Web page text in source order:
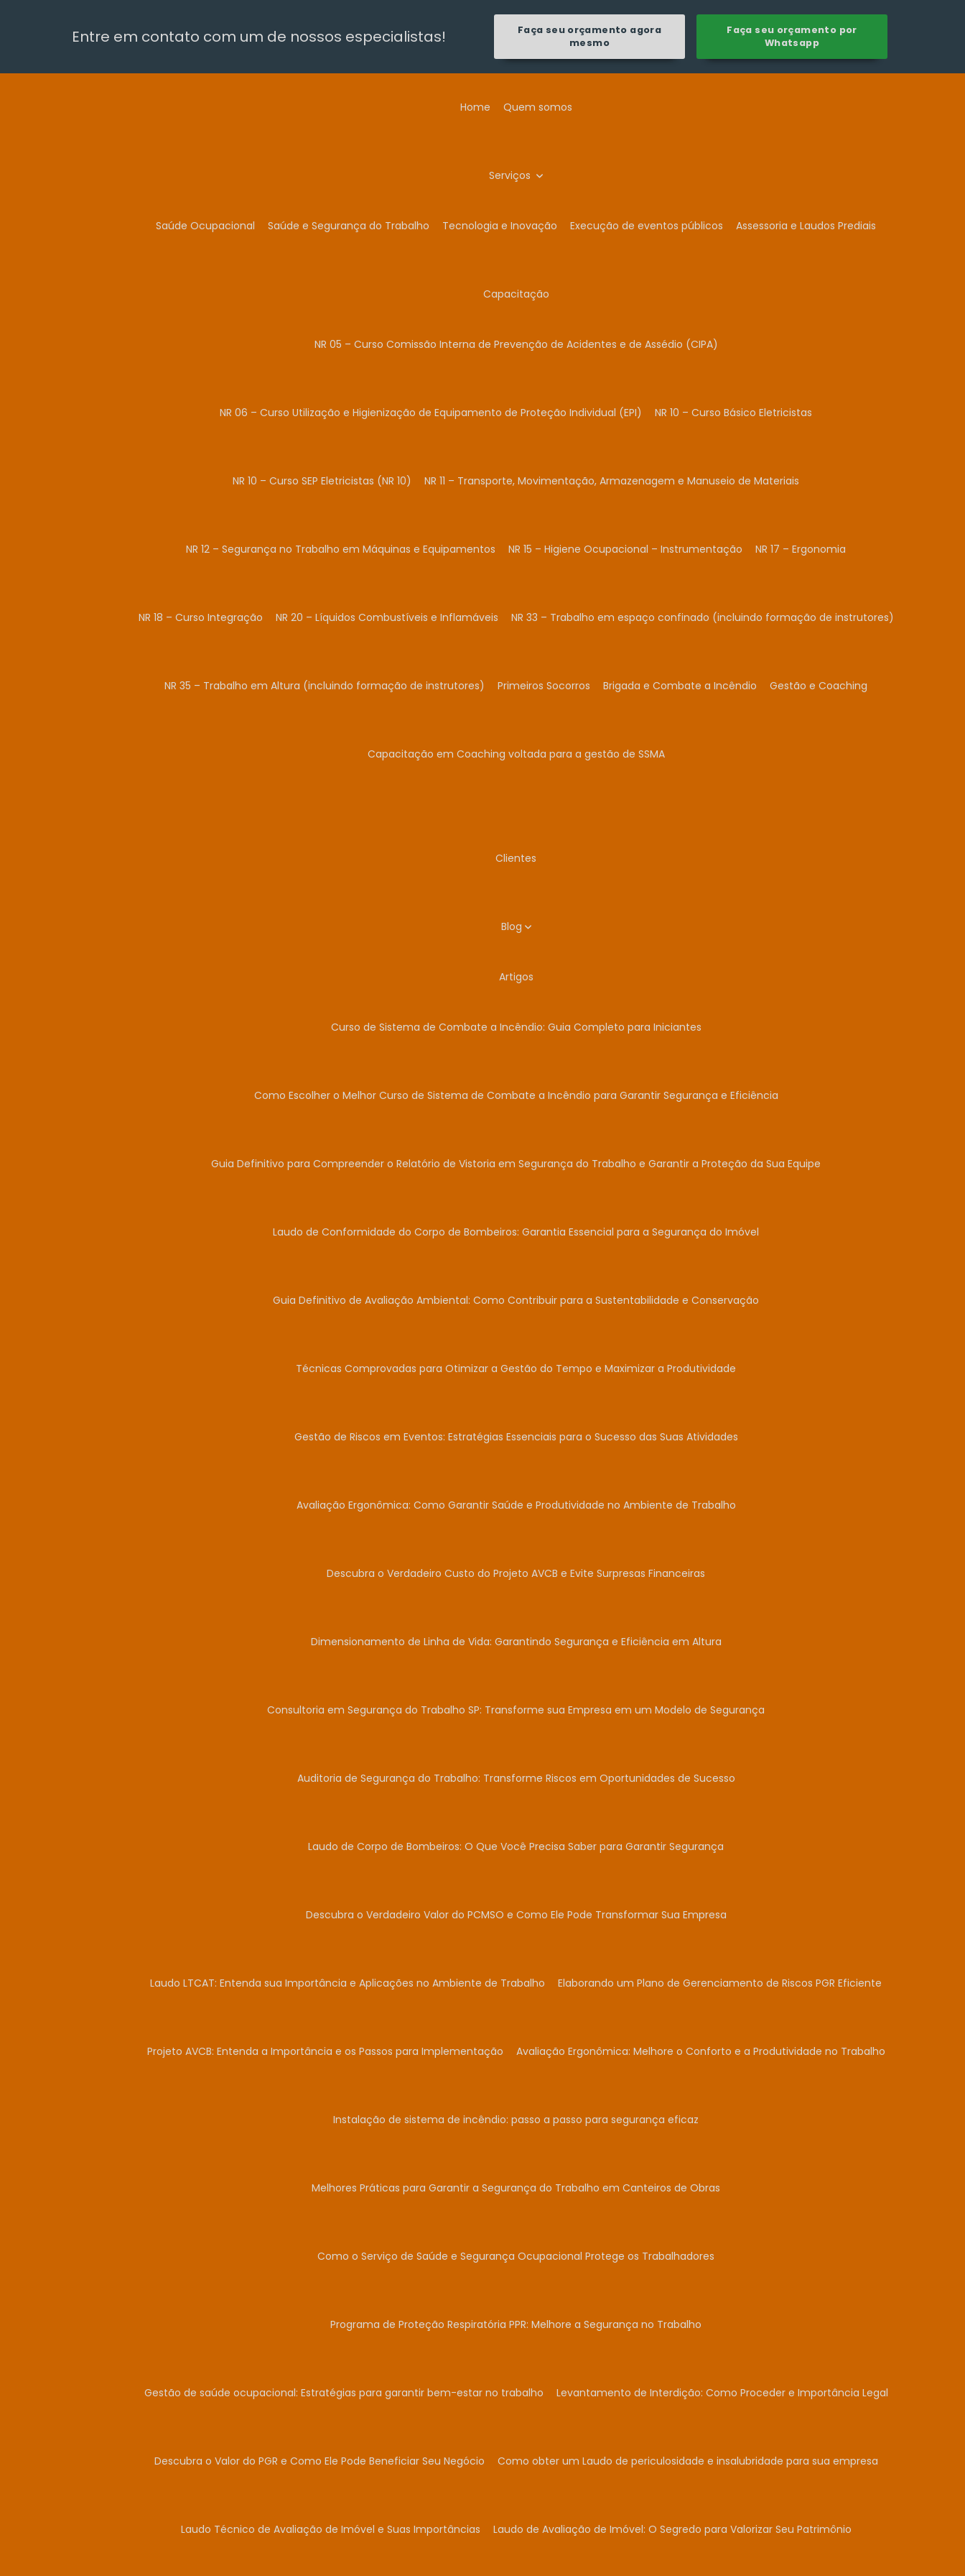
Entre em contato com um de nossos especialistas!
Faça seu orçamento agora
mesmo
Faça seu orçamento por
Whatsapp
Home Quem somos
Serviços
Saúde Ocupacional Saúde e Segurança do Trabalho Tecnologia e Inovação Execução de eventos públicos Assessoria e Laudos Prediais
Capacitação
NR 05 – Curso Comissão Interna de Prevenção de Acidentes e de Assédio (CIPA)
NR 06 – Curso Utilização e Higienização de Equipamento de Proteção Individual (EPI) NR 10 – Curso Básico Eletricistas
NR 10 – Curso SEP Eletricistas (NR 10) NR 11 – Transporte, Movimentação, Armazenagem e Manuseio de Materiais
NR 12 – Segurança no Trabalho em Máquinas e Equipamentos NR 15 – Higiene Ocupacional – Instrumentação NR 17 – Ergonomia
NR 18 – Curso Integração NR 20 – Líquidos Combustíveis e Inflamáveis NR 33 – Trabalho em espaço confinado (incluindo formação de instrutores)
NR 35 – Trabalho em Altura (incluindo formação de instrutores) Primeiros Socorros Brigada e Combate a Incêndio Gestão e Coaching
Capacitação em Coaching voltada para a gestão de SSMA
Clientes
Blog
Artigos
Curso de Sistema de Combate a Incêndio: Guia Completo para Iniciantes
Como Escolher o Melhor Curso de Sistema de Combate a Incêndio para Garantir Segurança e Eficiência
Guia Definitivo para Compreender o Relatório de Vistoria em Segurança do Trabalho e Garantir a Proteção da Sua Equipe
Laudo de Conformidade do Corpo de Bombeiros: Garantia Essencial para a Segurança do Imóvel
Guia Definitivo de Avaliação Ambiental: Como Contribuir para a Sustentabilidade e Conservação
Técnicas Comprovadas para Otimizar a Gestão do Tempo e Maximizar a Produtividade
Gestão de Riscos em Eventos: Estratégias Essenciais para o Sucesso das Suas Atividades
Avaliação Ergonômica: Como Garantir Saúde e Produtividade no Ambiente de Trabalho
Descubra o Verdadeiro Custo do Projeto AVCB e Evite Surpresas Financeiras
Dimensionamento de Linha de Vida: Garantindo Segurança e Eficiência em Altura
Consultoria em Segurança do Trabalho SP: Transforme sua Empresa em um Modelo de Segurança
Auditoria de Segurança do Trabalho: Transforme Riscos em Oportunidades de Sucesso
Laudo de Corpo de Bombeiros: O Que Você Precisa Saber para Garantir Segurança
Descubra o Verdadeiro Valor do PCMSO e Como Ele Pode Transformar Sua Empresa
Laudo LTCAT: Entenda sua Importância e Aplicações no Ambiente de Trabalho Elaborando um Plano de Gerenciamento de Riscos PGR Eficiente
Projeto AVCB: Entenda a Importância e os Passos para Implementação Avaliação Ergonômica: Melhore o Conforto e a Produtividade no Trabalho
Instalação de sistema de incêndio: passo a passo para segurança eficaz
Melhores Práticas para Garantir a Segurança do Trabalho em Canteiros de Obras
Como o Serviço de Saúde e Segurança Ocupacional Protege os Trabalhadores
Programa de Proteção Respiratória PPR: Melhore a Segurança no Trabalho
Gestão de saúde ocupacional: Estratégias para garantir bem-estar no trabalho Levantamento de Interdição: Como Proceder e Importância Legal
Descubra o Valor do PGR e Como Ele Pode Beneficiar Seu Negócio Como obter um Laudo de periculosidade e insalubridade para sua empresa
Laudo Técnico de Avaliação de Imóvel e Suas Importâncias Laudo de Avaliação de Imóvel: O Segredo para Valorizar Seu Patrimônio